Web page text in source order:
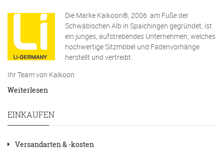
Die Marke Kaikoon®, 2006. am Fuße der
Schwäbischen Alb in Spaichingen gegründet, ist
ein junges, aufstrebendes Unternehmen, welches
hochwertige Sitzmöbel und Fadenvorhänge
herstellt und vertreibt.
Ihr Team von Kaikoon
Weiterlesen
EINKAUFEN
Versandarten & -kosten